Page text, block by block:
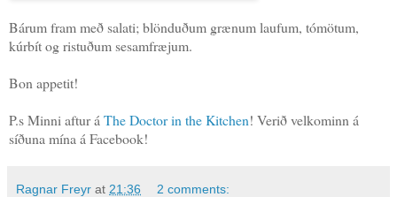
Bárum fram með salati; blönduðum grænum laufum, tómötum,
kúrbít og ristuðum sesamfræjum.
Bon appetit!
P.s Minni aftur á The Doctor in the Kitchen! Verið velkominn á
síðuna mína á Facebook!
Ragnar Freyr at 21:36 2 comments: